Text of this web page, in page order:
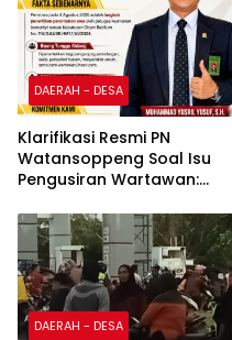
DAERAH - DESA
Klarifikasi Resmi PN
Watansoppeng Soal Isu
Pengusiran Wartawan:
Penertiban Fasilitas PTSP
DAERAH - DESA